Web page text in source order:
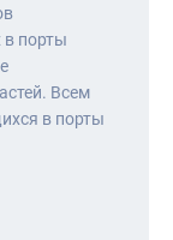
порты
Всем
в порты